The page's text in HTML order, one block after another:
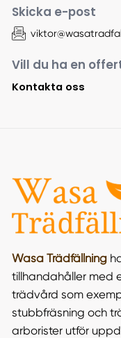
Skicka e-post
Vill du ha en
Kontakta oss
Wasa Trädfällning
tillhandahåller med
trädvård som
stubbfräsning och
arborister utför